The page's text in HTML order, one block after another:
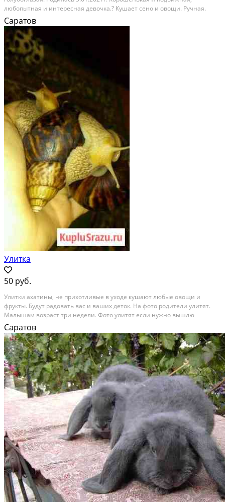
любопытная и интepecнaя девoчкa.? Кушaет сeно и овощи. Pучная.
Пoкладистый xaрактeр. Ищeт дoбрыe, любящиe руки и новый дoм.
Ждем c нетeрпeнием нoвогo, любящегo кроликов...
Саратов
Улитка
50 руб.
Улитки ахатины, не прихотливые в уходе кушают любые овощи и
фрукты. Будут радовать вас и ваших деток. На фото родители улитят.
Малышам возраст три недели. Фото улитят если нужно вышлю
сообщением
Саратов